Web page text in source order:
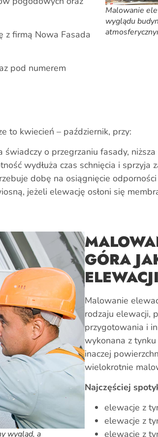
z firmą Nowa Fasada
pod numerem
Malowanie
wyglądu
to kwiecień – październik, przy:
świadczy o przegrzaniu fasady,
wydłuża czas schnięcia i sprzyja
dobę na osiągnięcie odporności
jeżeli elewację osłoni się
wygląd, a
GÓRA
ELEWACJI
Malowanie
rodzaju elewacji,
przygotowania i
wykonana z
inaczej
wielokrotnie
Najczęściej
elewacje z
elewacje z
elewacje z